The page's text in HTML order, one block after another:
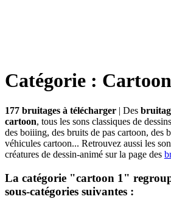
Catégorie :
177 bruitages à télécharger | Des
cartoon, tous les sons classiques de
des boiiing, des bruits de pas cartoon, des
véhicules cartoon... Retrouvez aussi les
créatures de dessin-animé sur la page des
La catégorie "cartoon 1"
sous-catégories suivantes :